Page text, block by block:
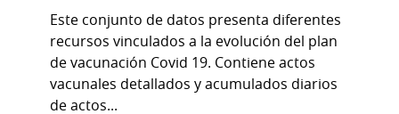
Este conjunto de datos presenta diferentes
recursos vinculados a la evolución del plan
de vacunación Covid 19. Contiene actos
vacunales detallados y acumulados diarios
de actos...